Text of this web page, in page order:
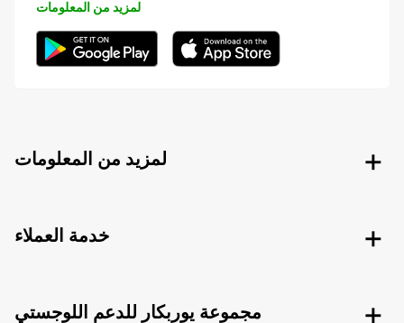
لمزيد من المعلومات
لمزيد من المعلومات
خدمة العملاء
مجموعة يوربكار للدعم اللوجستي